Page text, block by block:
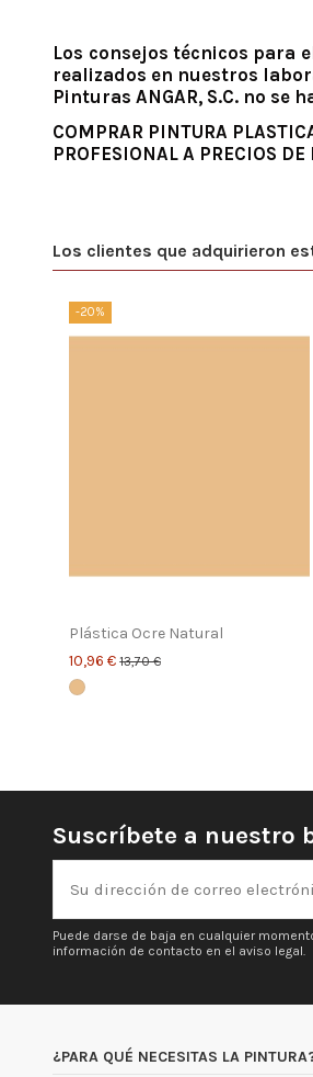
Los consejos técnicos para
realizados en nuestros
Pinturas ANGAR, S.C. no
COMPRAR PINTURA
PROFESIONAL A PRECIOS DE
Los clientes que adquirieron
-20%
Plástica Ocre Natural
10,96 €13,70 €
Suscríbete a nuestro
Puede darse de baja en cualquier
información de contacto en el aviso legal.
¿PARA QUÉ NECESITAS LA